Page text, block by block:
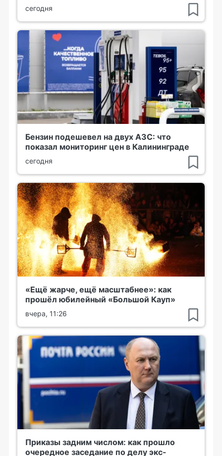
сегодня
Бензин подешевел на двух АЗС: что
показал мониторинг цен в Калининграде
сегодня
«Ещё жарче, ещё масштабнее»: как
прошёл юбилейный «Большой Кауп»
вчера, 11:26
Приказы задним числом: как прошло
очередное заседание по делу экс-